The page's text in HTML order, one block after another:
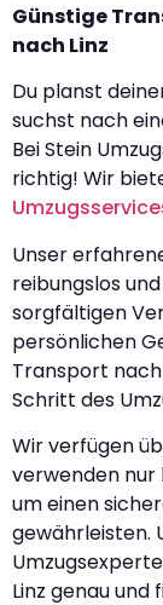
Günstige
nach Linz
Du planst
suchst nach
Bei Stein
richtig! Wir
Unser
reibungslos
sorgfältigen
persönlichen
Transport nach
Schritt des
Wir verfügen
verwenden
um einen
gewährleisten.
Linz genau